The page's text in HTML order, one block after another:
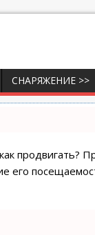
СНАРЯЖЕНИЕ >>
продвигать?
его